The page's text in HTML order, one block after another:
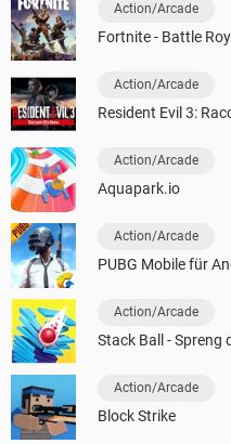
Action/Arcade
Fortnite - Battle
Action/Arcade
Resident Evil 3:
Action/Arcade
Aquapark.io
Action/Arcade
PUBG Mobile für
Action/Arcade
Stack Ball -
Action/Arcade
Block Strike